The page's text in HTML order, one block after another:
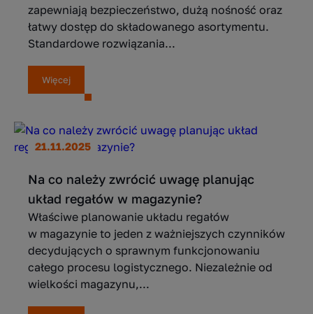
zapewniają bezpieczeństwo, dużą nośność oraz
łatwy dostęp do składowanego asortymentu.
Standardowe rozwiązania...
Więcej
21.11.2025
Na co należy zwrócić uwagę planując
układ regałów w magazynie?
Właściwe planowanie układu regałów
w magazynie to jeden z ważniejszych czynników
decydujących o sprawnym funkcjonowaniu
całego procesu logistycznego. Niezależnie od
wielkości magazynu,...